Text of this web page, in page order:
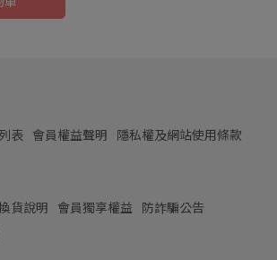
表 會員權益聲明 隱私權及網站使用條款
貨說明 會員獨享權益 防詐騙公告